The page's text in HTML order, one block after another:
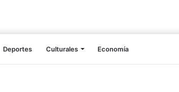
Deportes Culturales Economía